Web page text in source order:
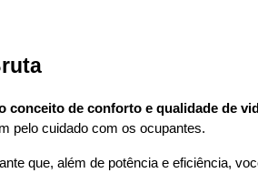
conceito de conforto e qualidade de
pelo cuidado com os ocupantes.
que, além de potência e eficiência,